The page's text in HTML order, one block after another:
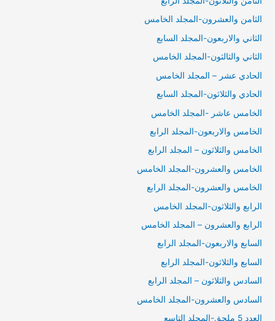
الثامن والعشرون-المجلد الخامس
الثاني والاربعون-المجلد السابع
الثاني والثالثون-المجلد الخامس
الحادي عشر – المجلد الخامس
الحادي والثلاثون-المجلد السابع
الخامس عاشر -المجلد الخامس
الخامس والاربعون-المجلد الرابع
الخامس والثلاثون – المجلد الرابع
الخامس والعشرون-المجلد الخامس
الخامس والعشرون-المجلد الرابع
الرابع والثلاثون-المجلد الخامس
الرابع والعشرون – المجلد الخامس
السابع والاربعون-المجلد الرابع
السابع والثلاثون-المجلد الرابع
السادس والثلاثون – المجلد الرابع
السادس والعشرون-المجلد الخامس
العدد 5 ملحق-المجلد التاسع